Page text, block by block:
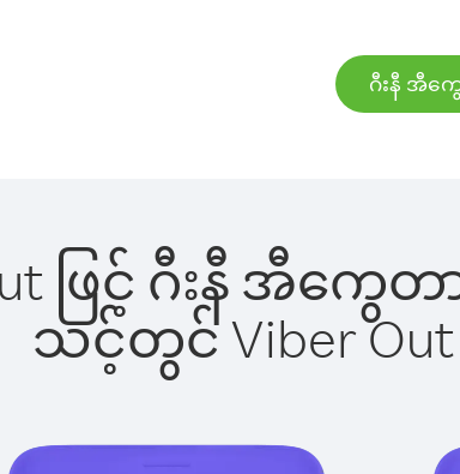
ဂီးနီ အီကွ
ဖြင့် ဂီးနီ အီကွ
သင့်တွင် Viber